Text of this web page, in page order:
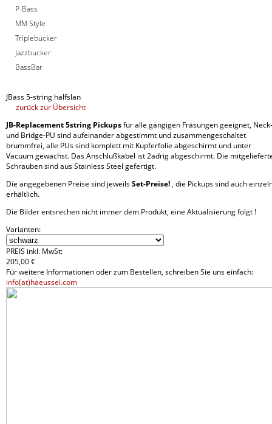
P-Bass
MM Style
Triplebucker
Jazzbucker
BassBar
JBass 5-string halfslan
zurück zur Übersicht
JB-Replacement 5string Pickupsfür alle gängigen Fräsungen geeignet, Neck-
und Bridge-PU sind aufeinander abgestimmt und zusammengeschaltet
brummfrei, alle PUs sind komplett mit Kupferfolie abgeschirmt und unter
Vacuum gewachst. Das Anschlußkabel ist 2adrig abgeschirmt. Die
Schrauben sind aus Stainless Steel gefertigt.
Die angegebenen Preise sind jeweilsSet-Preise!, die Pickups sind auch
erhältlich.
Die Bilder entsrechen nicht immer dem Produkt, eine Aktualisierung folgt !
Varianten:
PREIS inkl. MwSt:
205,00 €
Für weitere Informationen oder zum Bestellen, schreiben Sie uns einfach:
info(at)haeussel.com